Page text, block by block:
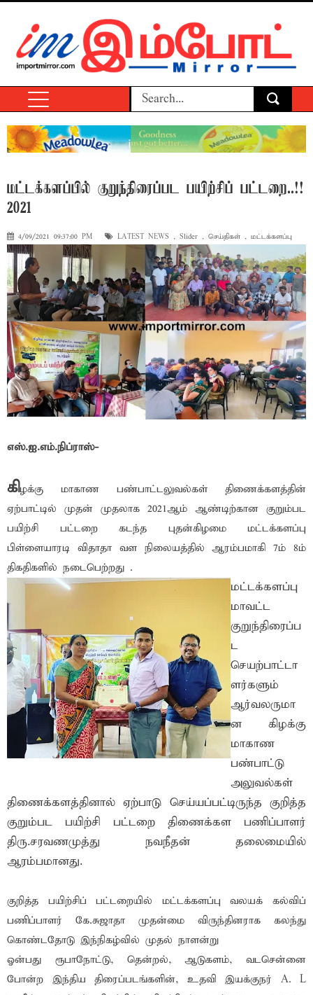
மட்டக்களப்பில் குறுந்திரைப்பட பயிற்சிப் பட்டறை..!!
2021
4/09/2021 09:37:00 PM LATEST NEWS , Slider , செய்திகள் , மட்டக்களப்பு
எஸ்.ஐ.எம்.நிப்ராஸ்-
கிழக்கு மாகாண பண்பாட்டலுவல்கள் திணைக்களத்தின்
ஏற்பாட்டில் முதன் முதலாக 2021ஆம் ஆண்டிற்கான குறும்பட
பயிற்சி பட்டறை கடந்த புதன்கிழமை மட்டக்களப்பு
பிள்ளையாரடி விதாதா வள நிலையத்தில் ஆரம்பமாகி 7ம் 8ம்
திகதிகளில் நடைபெற்றது .
மட்டக்களப்பு
மாவட்ட
குறுந்திரைப்ப
ட
செயற்பாட்டா
ளர்களும்
ஆர்வலருமா
ன கிழக்கு
மாகாண
பண்பாட்டு
அலுவல்கள்
திணைக்களத்தினால் ஏற்பாடு செய்யப்பட்டிருந்த குறித்த
குறும்பட பயிற்சி பட்டறை திணைக்கள பணிப்பாளர்
திரு.சரவணமுத்து நவநீதன் தலைமையில்
ஆரம்பமானது.
குறித்த பயிற்சிப் பட்டறையில் மட்டக்களப்பு வலயக் கல்விப்
பணிப்பாளர் கே.சுஜாதா முதன்மை விருந்தினராக கலந்து
கொண்டதோடு இந்நிகழ்வில் முதல் நாளன்று
ஓன்பது ரூபாநோட்டு, தென்றல், ஆடுகளம், வடசென்னை
போன்ற இந்திய திரைப்படங்களின், உதவி இயக்குநர் A. L